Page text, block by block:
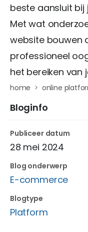
beste aansluit
Met wat
website bouwen
professioneel
het bereiken van
home online
Bloginfo
Publiceer datum
28 mei 2024
Blog onderwerp
E-commerce
Blogtype
Platform